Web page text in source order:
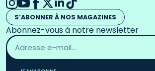
S’ABONNER À NOS MAGAZINES
Abonnez-vous à notre newsletter
Adresse
email
*